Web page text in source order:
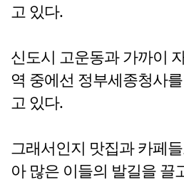
고 있다.
신도시 고운동과 가까이
역 중에선 정부세종청사
고 있다.
그래서인지 맛집과 카페
아 많은 이들의 발길을 끌